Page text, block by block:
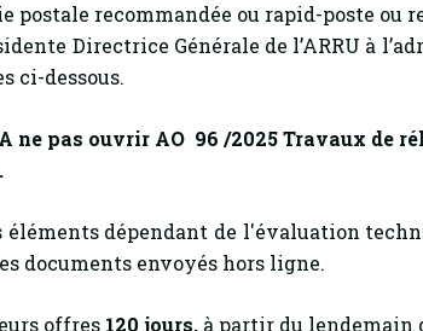
recommandée ou rapid-poste ou
Directrice Générale de l’ARRU à
ci-dessous.
A ne pas ouvrir AO 96 /2025Travaux de
dépendant de l'évaluation
documents envoyés hors ligne.
offres 120 jours, à partir du lendemain